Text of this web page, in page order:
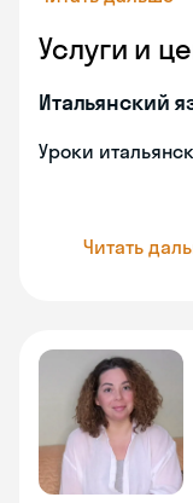
Услуги и
Итальянский
Уроки
Читать